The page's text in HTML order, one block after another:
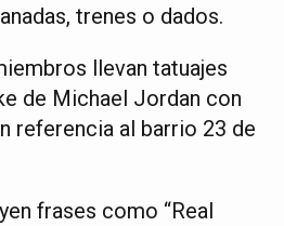
trenes o dados.
llevan tatuajes
de Michael Jordan con
referencia al barrio 23 de
frases como “Real